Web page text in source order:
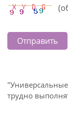
Отправить
трудно